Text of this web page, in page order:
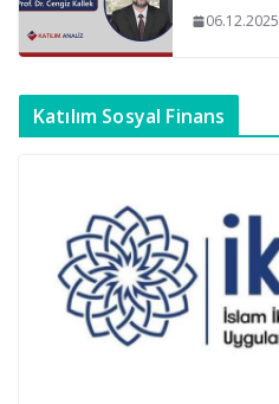
06.12.2025
Katılım Sosyal Finans